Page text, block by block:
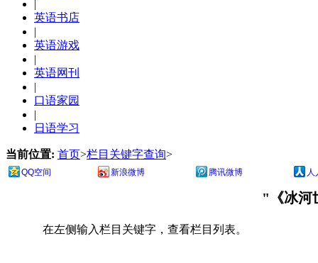
|
英语书店
|
英语游戏
|
英语网刊
|
口语家园
|
日语学习
当前位置: 首页>栏目关键字查询>
QQ空间 新浪微博 腾讯微博 人
"《冰河
在左侧输入栏目关键字，查看栏目列表。